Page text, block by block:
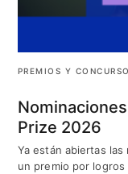
PREMIOS Y
Prize 2026
Ya están abiertas las
un premio por